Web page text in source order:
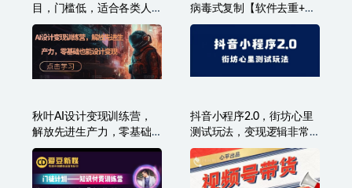
目，门槛低，适合各类人
群
病毒式复制【软件去重+详
细教程】
秋叶AI设计变现训练营，
解放先进生产力，零基础
也能设计变现
抖音小程序2.0，街坊心里
测试玩法，变现逻辑非常
很简单